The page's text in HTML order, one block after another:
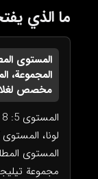
ما الذي
مخصص
مجموعة